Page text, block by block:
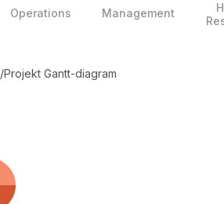
Operations Management
/Projekt Gantt-diagram